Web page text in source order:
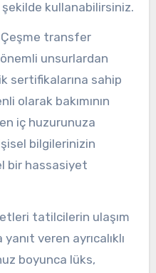
şekilde kullanabilirsiniz.
Çeşme transfer
unsurlardan
sertifikalarına sahip
olarak bakımının
iç huzurunuza
bilgilerinizin
bir hassasiyet
tatilcilerin ulaşım
veren ayrıcalıklı
boyunca lüks,